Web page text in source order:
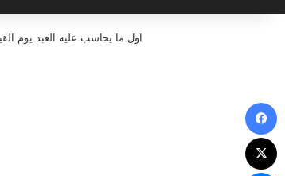
اول ما يحاسب عليه العبد يوم